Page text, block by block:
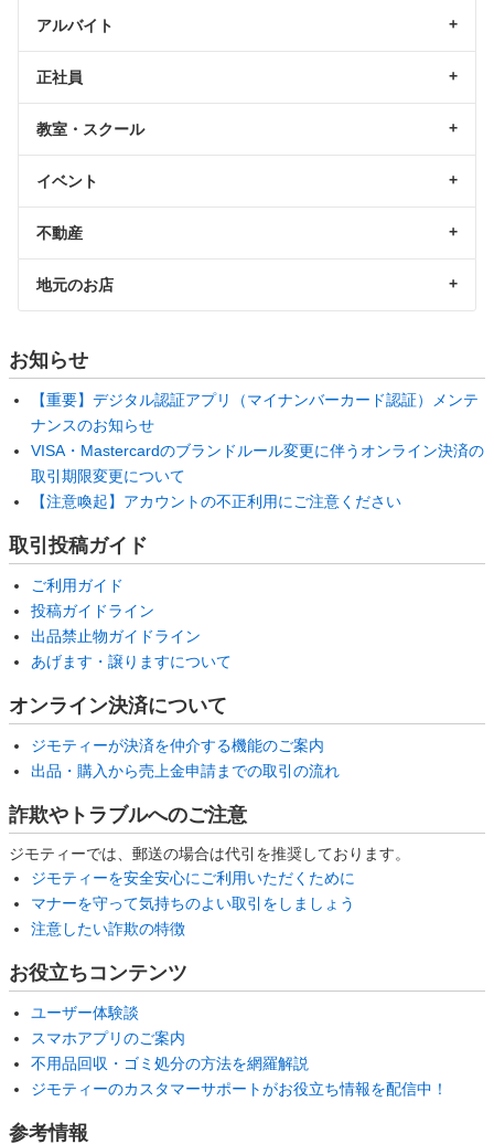
アルバイト
正社員
教室・スクール
イベント
不動産
地元のお店
お知らせ
【重要】デジタル認証アプリ（マイナンバーカード認証）メンテ
ナンスのお知らせ
VISA・Mastercardのブランドルール変更に伴うオンライン決済の
取引期限変更について
【注意喚起】アカウントの不正利用にご注意ください
取引投稿ガイド
ご利用ガイド
投稿ガイドライン
出品禁止物ガイドライン
あげます・譲りますについて
オンライン決済について
ジモティーが決済を仲介する機能のご案内
出品・購入から売上金申請までの取引の流れ
詐欺やトラブルへのご注意
ジモティーでは、郵送の場合は代引を推奨しております。
ジモティーを安全安心にご利用いただくために
マナーを守って気持ちのよい取引をしましょう
注意したい詐欺の特徴
お役立ちコンテンツ
ユーザー体験談
スマホアプリのご案内
不用品回収・ゴミ処分の方法を網羅解説
ジモティーのカスタマーサポートがお役立ち情報を配信中！
参考情報